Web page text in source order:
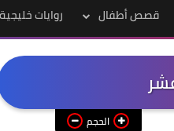
قصص أطفال روايات خليجية
الحجم